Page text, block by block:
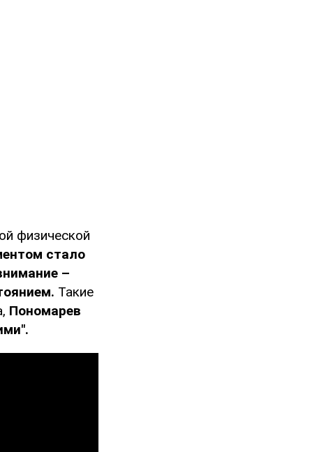
физической
стало
–
Такие
Пономарев